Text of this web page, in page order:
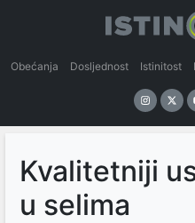
Obećanja Dosljednost Istinitost
Kvalitetniji
u selima